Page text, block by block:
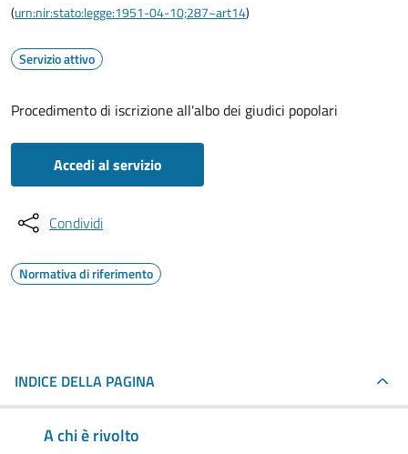
(urn:nir:stato:legge:1951-04-10;287~art14)
Servizio attivo
Procedimento di iscrizione all'albo dei giudici popolari
Accedi al servizio
Condividi
Normativa di riferimento
INDICE DELLA PAGINA
A chi è rivolto